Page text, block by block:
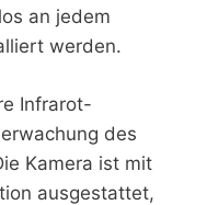
an jedem
werden.
Infrarot-
des
Kamera ist mit
ausgestattet,